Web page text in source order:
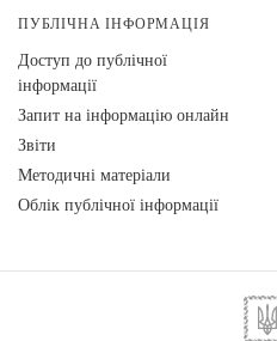
ПУБЛІЧНА ІНФОРМАЦІЯ
Доступ до публічної
інформації
Запит на інформацію онлайн
Звіти
Методичні матеріали
Облік публічної інформації